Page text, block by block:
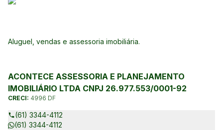
Aluguel, vendas e assessoria imobiliária.
ACONTECE ASSESSORIA E PLANEJAMENTO
IMOBILIÁRIO LTDA CNPJ 26.977.553/0001-92
CRECI: 4996 DF
(61) 3344-4112
(61) 3344-4112